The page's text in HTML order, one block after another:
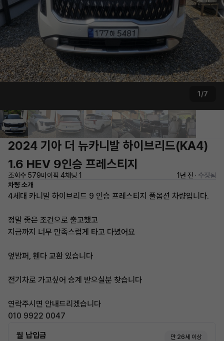
1/7
2024 기아 더 뉴카니발 하이브리드(KA4)
1.6 HEV 9인승 프레스티지
조회수 579마이픽 4채팅 1 1년 전 · 수정됨
차량 소개
4세대 카니발 하이브리드 9 인승 프레스티지 풀옵션 차량입니다.
정말 좋은 조건으로 출고했고
지금까지 너무 만족스럽게 타고 다녔어요
엎밤퍼, 휀다 교환 있습니다
전기차로 가고싶어 승계 받으실분 찾습니다
연락주시면 안내드리겠습니다
010 9922 0047
월 납입금 만 26세 이상